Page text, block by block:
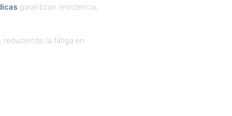
garantizan resistencia,
la fatiga en